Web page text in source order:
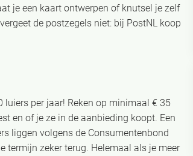
je een kaart ontwerpen of knutsel je zelf
de postzegels niet: bij PostNL koop
per jaar! Reken op minimaal € 35
en of je ze in de aanbieding koopt. Een
liggen volgens de Consumentenbond
termijn zeker terug. Helemaal als je meer